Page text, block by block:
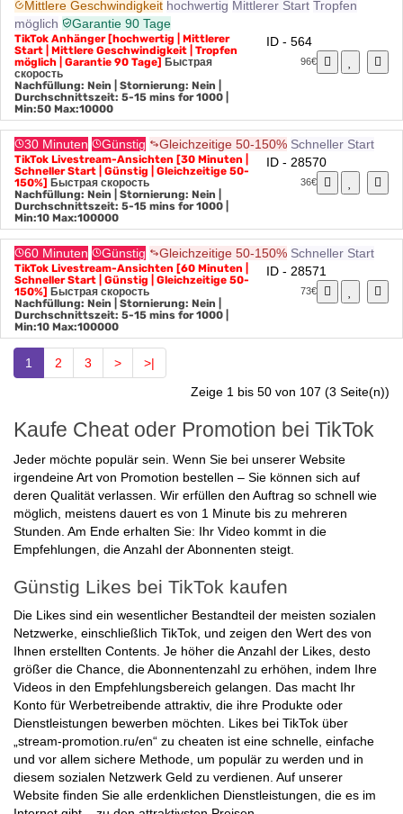
Mittlere Geschwindigkeit hochwertig
möglich
Garantie 90 Tage
TikTok Anhänger [hochwertig | Mittlerer
Start | Mittlere Geschwindigkeit | Tropfen
möglich | Garantie 90 Tage]
скорость
Nachfüllung: Nein | Stornierung: Nein |
Durchschnittszeit: 5-15 mins for 1000
Min:50 Max:10000
30 Minuten Günstig Gleichzeitige 50-150% Schneller Start
TikTok Livestream-Ansichten [30 Minuten |
Schneller Start | Günstig | Gleichzeitige 50-
150%] Быстрая скорость
Nachfüllung: Nein | Stornierung: Nein |
Durchschnittszeit: 5-15 mins for 1000
Min:10 Max:100000
ID - 28570
60 Minuten Günstig Gleichzeitige 50-150% Schneller Start
TikTok Livestream-Ansichten [60 Minuten |
Schneller Start | Günstig | Gleichzeitige 50-
150%] Быстрая скорость
Nachfüllung: Nein | Stornierung: Nein |
Durchschnittszeit: 5-15 mins for 1000
Min:10 Max:100000
ID - 28571
1 2 3 >
>|
Kaufe Cheat oder Promotion bei TikTok
Jeder möchte populär sein. Wenn Sie bei unserer Website
irgendeine Art von Promotion bestellen – Sie können sich auf
deren Qualität verlassen. Wir erfüllen den Auftrag so schnell wie
möglich, meistens dauert es von 1 Minute bis zu mehreren
Stunden. Am Ende erhalten Sie: Ihr Video kommt in die
Günstig Likes bei TikTok kaufen
Die Likes sind ein wesentlicher Bestandteil der meisten sozialen
Netzwerke, einschließlich TikTok, und zeigen den Wert des von
Ihnen erstellten Contents. Je höher die Anzahl der Likes, desto
größer die Chance, die Abonnentenzahl zu erhöhen, indem Ihre
Videos in den Empfehlungsbereich gelangen. Das macht Ihr
Konto für Werbetreibende attraktiv, die ihre Produkte oder
Dienstleistungen bewerben möchten. Likes bei TikTok über
„stream-promotion.ru/en“ zu cheaten ist eine schnelle, einfache
und vor allem sichere Methode, um populär zu werden und in
diesem sozialen Netzwerk Geld zu verdienen. Auf unserer
Website finden Sie alle erdenklichen Dienstleistungen, die es im